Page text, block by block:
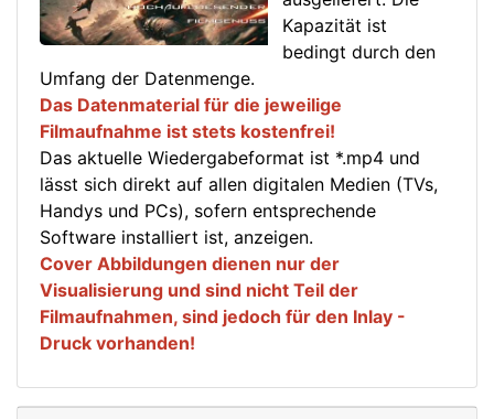
Kapazität ist
bedingt durch den
Umfang der Datenmenge.
Das Datenmaterial für die jeweilige
Filmaufnahme ist stets kostenfrei!
Das aktuelle Wiedergabeformat ist *.mp4 und
lässt sich direkt auf allen digitalen Medien (TVs,
Handys und PCs), sofern entsprechende
Software installiert ist, anzeigen.
Cover Abbildungen dienen nur der
Visualisierung und sind nicht Teil der
Filmaufnahmen, sind jedoch für den Inlay -
Druck vorhanden!